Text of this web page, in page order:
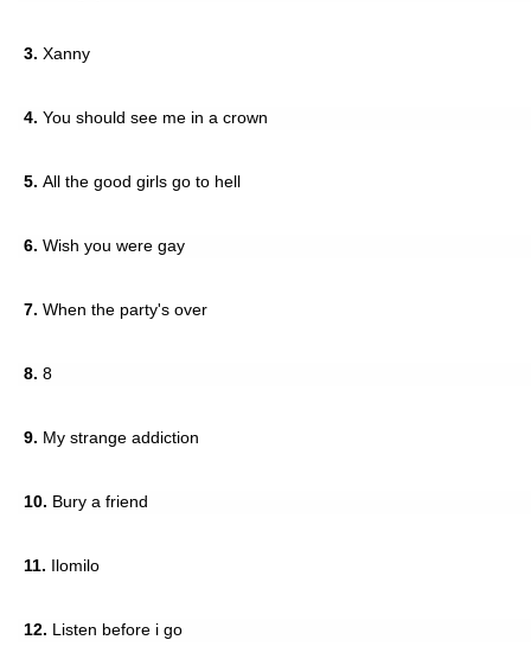
3. Xanny
4. You should see me in a crown
5. All the good girls go to hell
6. Wish you were gay
7. When the party's over
8. 8
9. My strange addiction
10. Bury a friend
11. Ilomilo
12. Listen before i go